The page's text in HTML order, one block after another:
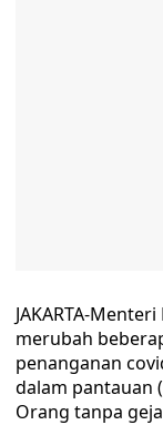
JAKARTA-
merubah
penanganan
dalam pantauan
Orang tanpa